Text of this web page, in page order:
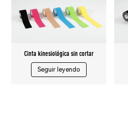
Cinta kinesiológica sin cortar
Seguir leyendo